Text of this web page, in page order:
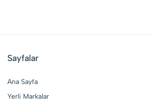
Sayfalar
Ana Sayfa
Yerli Markalar